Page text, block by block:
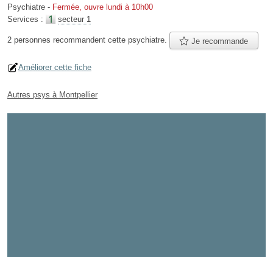
Psychiatre - Fermée, ouvre lundi à 10h00
Services :
secteur 1
2 personnes recommandent cette psychiatre. Je recommande
Améliorer cette fiche
Autres psys à Montpellier